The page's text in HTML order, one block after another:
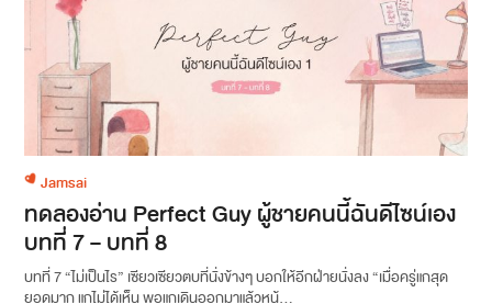
Jamsai
ทดลองอ่าน Perfect Guy ผู้ชายคนนี้ฉันดีไซน์เอง
บทที่ 7 – บทที่ 8
บทที่ 7 “ไม่เป็นไร” เซียวเซียวตบที่นั่งข้างๆ บอกให้อีกฝ่ายนั่งลง “เมื่อครู่แกสุด
ยอดมาก แกไม่ได้เห็น พอแกเดินออกมาแล้วหน้...